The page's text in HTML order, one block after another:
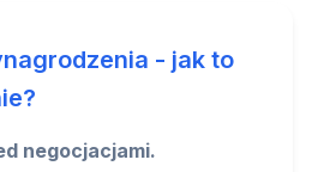
- jak to
negocjacjami.